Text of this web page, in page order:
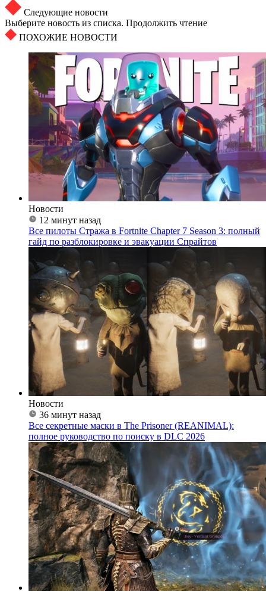
Следующие новости
Выберите новость из списка. Продолжить чтение
ПОХОЖИЕ НОВОСТИ
Новости
12 минут назад
Все пилоты Стража в Fortnite Chapter 7 Season 3: полный
гайд по разблокировке и эвакуации Спрайтов
Новости
36 минут назад
Все секретные маски в The Prisoner (REANIMAL):
полное руководство по поиску в DLC 2026